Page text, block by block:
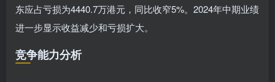
东应占亏损为4440.7万港元，同比收窄5%。2024年中期业绩
进一步显示收益减少和亏损扩大。
竞争能力分析